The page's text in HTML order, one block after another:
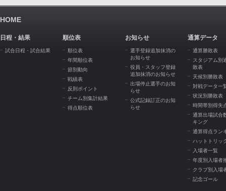
HOME
日程・結果
試合日程・試合結果
順位表
順位表
年間順位表
節別動向
戦績表
反則ポイント
チーム別集計結果
得点順位表
お知らせ
選手登録追加抹消の
お知らせ
役員・スタッフ登録
追加抹消のお知らせ
出場停止選手のお知
らせ
公式記録訂正のお知
らせ
通算データ
通算勝敗表
スタジアム別
敗表
天候別勝敗表
対戦データ一
状況別勝敗表
時間帯別得失
通算出場試合
キング
通算得点ラン
ハットトリッ
入場者一覧
年度別入場者
クラブ別入場
記念ゴール